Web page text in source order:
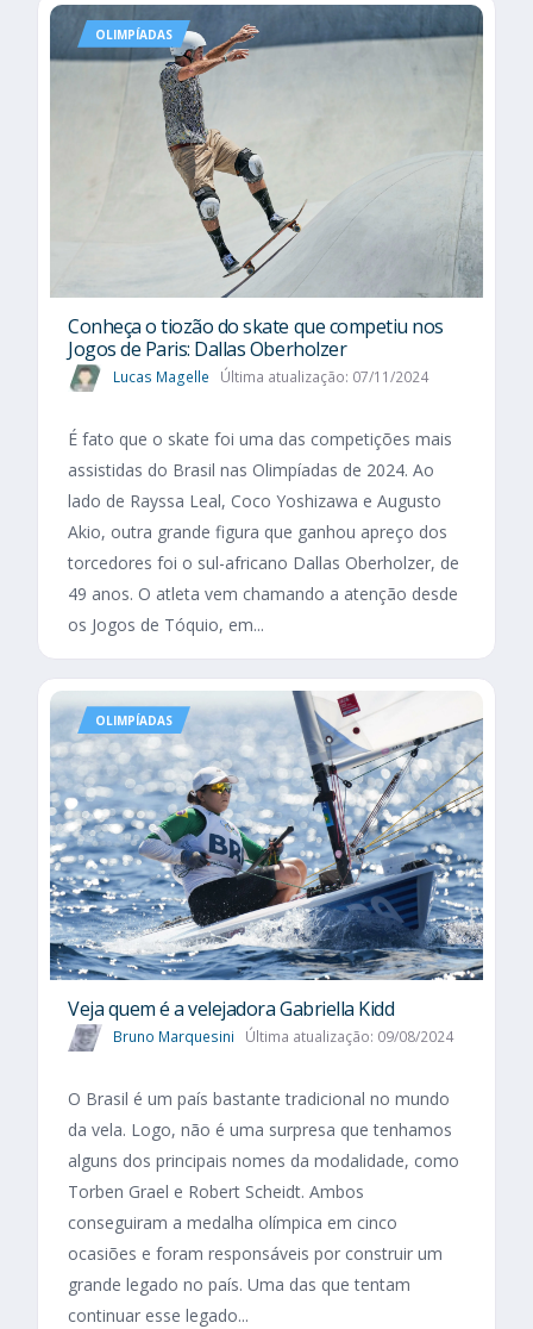
OLIMPÍADAS
Conheça o tiozão do skate que competiu nos
Jogos de Paris: Dallas Oberholzer
Lucas Magelle Última atualização: 07/11/2024
É fato que o skate foi uma das competições mais
assistidas do Brasil nas Olimpíadas de 2024. Ao
lado de Rayssa Leal, Coco Yoshizawa e Augusto
Akio, outra grande figura que ganhou apreço dos
torcedores foi o sul-africano Dallas Oberholzer, de
49 anos. O atleta vem chamando a atenção desde
os Jogos de Tóquio, em...
OLIMPÍADAS
Veja quem é a velejadora Gabriella Kidd
Bruno Marquesini Última atualização: 09/08/2024
O Brasil é um país bastante tradicional no mundo
da vela. Logo, não é uma surpresa que tenhamos
alguns dos principais nomes da modalidade, como
Torben Grael e Robert Scheidt. Ambos
conseguiram a medalha olímpica em cinco
ocasiões e foram responsáveis por construir um
grande legado no país. Uma das que tentam
continuar esse legado...